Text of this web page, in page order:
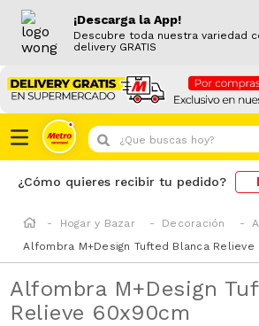
¡Descarga la App!
Descubre toda nuestra variedad
delivery GRATIS
¿Que buscas hoy?
¿Cómo quieres recibir tu pedido?
Hogar y Bazar Decoración
Alfombra M+Design Tufted Blanca Relieve
Alfombra M+Design
Relieve 60x90cm